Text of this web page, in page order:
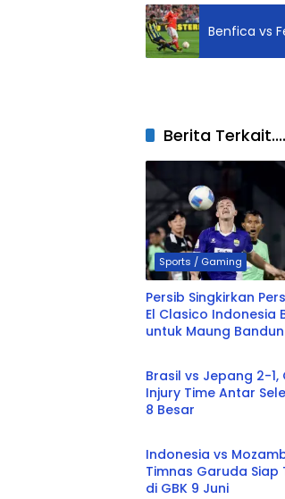
Benfica vs
Berita Terkait....
Sports / Gaming
Persib Singkirkan
El Clasico Indonesia
untuk Maung
Sports / Gaming
Brasil vs Jepang 2-1,
Injury Time Antar
8 Besar
Fokus
Indonesia vs
Timnas Garuda Siap
di GBK 9 Juni